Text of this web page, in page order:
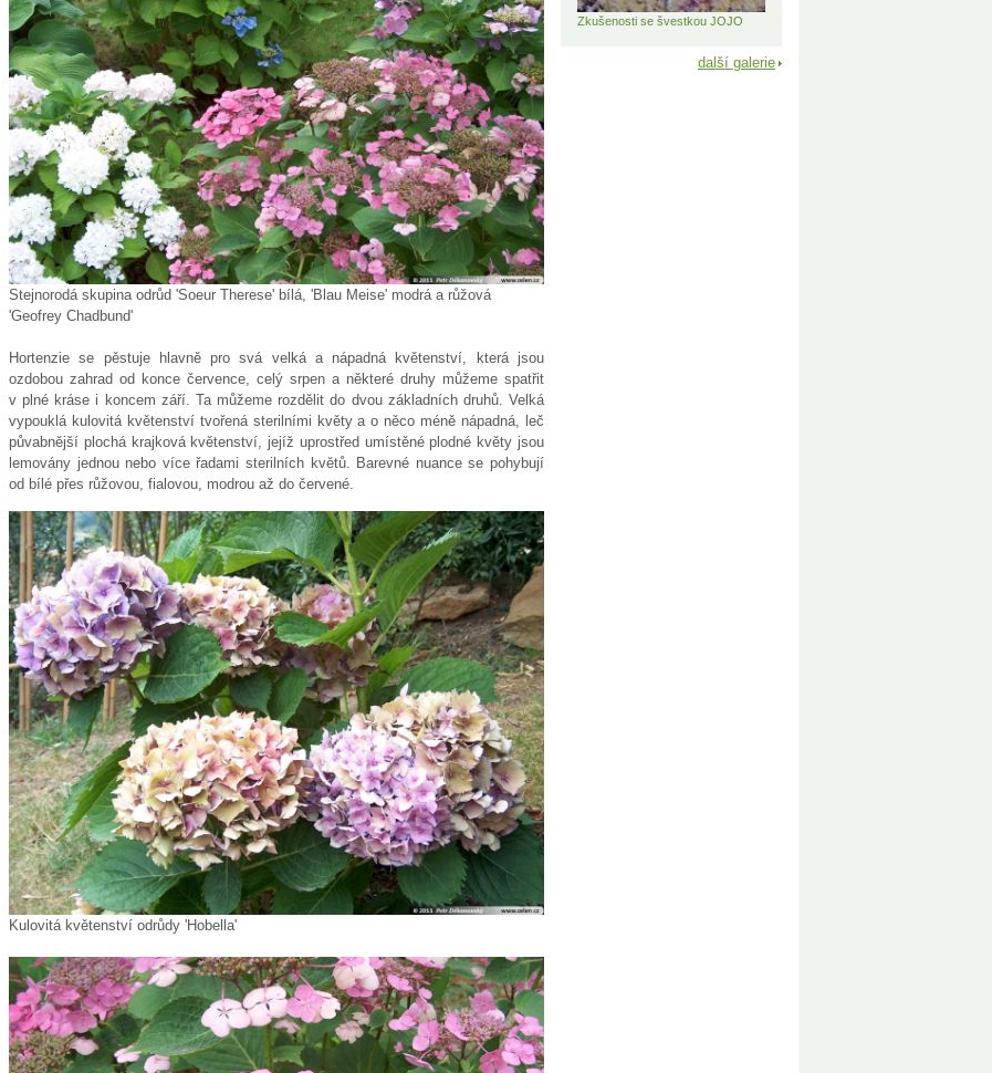
Stejnorodá skupina odrůd 'Soeur Therese' bílá, 'Blau Meise' modrá a růžová
'Geofrey Chadbund'
Hortenzie se pěstuje hlavně pro svá velká a nápadná květenství, která jsou
ozdobou zahrad od konce července, celý srpen a některé druhy můžeme spatřit
v plné kráse i koncem září. Ta můžeme rozdělit do dvou základních druhů. Velká
vypouklá kulovitá květenství tvořená sterilními květy a o něco méně nápadná, leč
půvabnější plochá krajková květenství, jejíž uprostřed umístěné plodné květy jsou
lemovány jednou nebo více řadami sterilních květů. Barevné nuance se pohybují
od bílé přes růžovou, fialovou, modrou až do červené.
Kulovitá květenství odrůdy 'Hobella'
Zkušenosti se švestkou JOJO
další galerie